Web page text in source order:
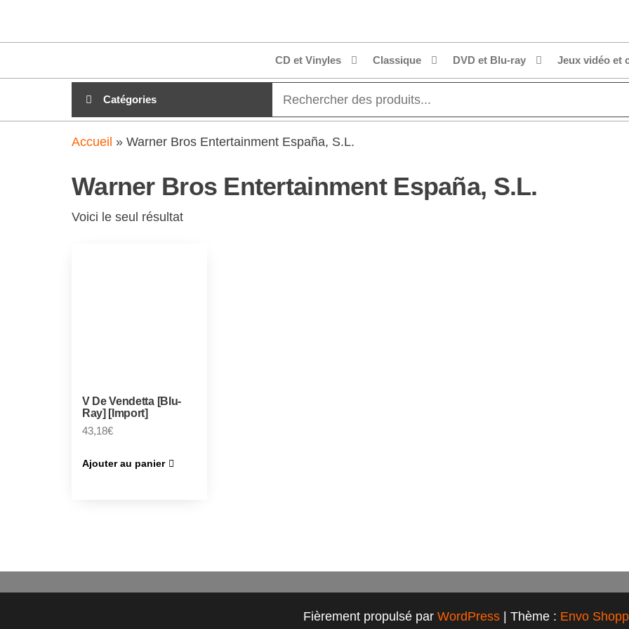
clubdial.fr
CD et Vinyles Classique DVD et Blu-ray Jeux vidéo et
Catégories
Accueil » Warner Bros Entertainment España, S.L.
Warner Bros Entertainment España, S.L.
Voici le seul résultat
V De Vendetta [Blu-
Ray] [Import]
43,18€
Ajouter au panier
Fièrement propulsé par WordPress | Thème : Envo